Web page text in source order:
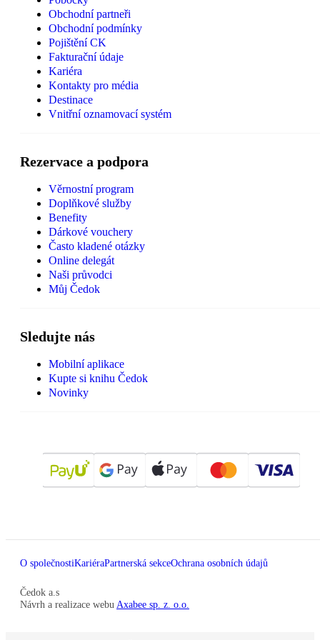
Obchodní partneři
Obchodní podmínky
Pojištění CK
Fakturační údaje
Kariéra
Kontakty pro média
Destinace
Vnitřní oznamovací systém
Rezervace a podpora
Věrnostní program
Doplňkové služby
Benefity
Dárkové vouchery
Často kladené otázky
Online delegát
Naši průvodci
Můj Čedok
Sledujte nás
Mobilní aplikace
Kupte si knihu Čedok
Novinky
O společnostiKariéraPartnerská sekceOchrana osobních údajů
Čedok a.s
Návrh a realizace webu Axabee sp. z. o.o.